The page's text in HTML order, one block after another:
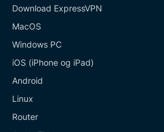
Download ExpressVPN
MacOS
Windows PC
iOS (iPhone og iPad)
Android
Linux
Router